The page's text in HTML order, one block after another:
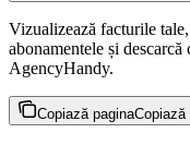
Vizualizează facturile
abonamentele și
AgencyHandy.
Copiază paginaCopiază